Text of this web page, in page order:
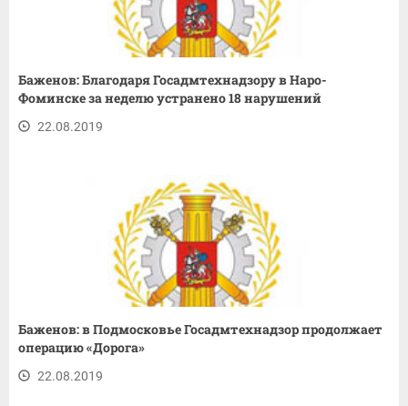
Баженов: Благодаря Госадмтехнадзору в Наро-
Фоминске за неделю устранено 18 нарушений
22.08.2019
Баженов: в Подмосковье Госадмтехнадзор продолжает
операцию «Дорога»
22.08.2019